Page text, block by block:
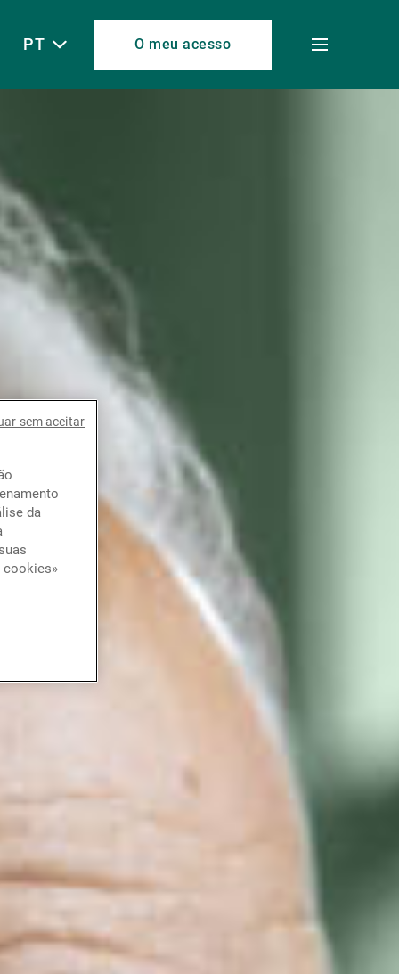
PT O meu acesso
Toggle
da
cookies»
sem aceitar